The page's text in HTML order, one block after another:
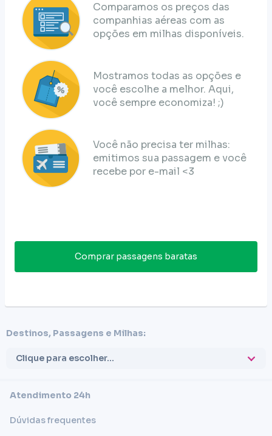
Comparamos os preços das
companhias aéreas com as
opções em milhas disponíveis.
Mostramos todas as opções e
você escolhe a melhor. Aqui,
você sempre economiza! ;)
Você não precisa ter milhas:
emitimos sua passagem e você
recebe por e-mail <3
Comprar passagens baratas
Destinos, Passagens e Milhas:
Clique para escolher...
Atendimento 24h
Dúvidas frequentes